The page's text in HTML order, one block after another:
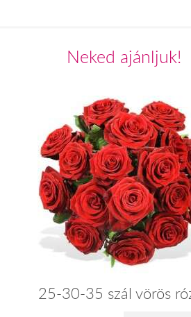
Neked ajánljuk!
25-30-35 szál vörös